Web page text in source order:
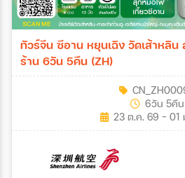
ทัวร์จีน ซีอาน หยุนเฉิง วัดเส้าหลิน
ร้าน 6วัน 5คืน (ZH)
6วัน 5คืน
23 ต.ค. 69 - 01